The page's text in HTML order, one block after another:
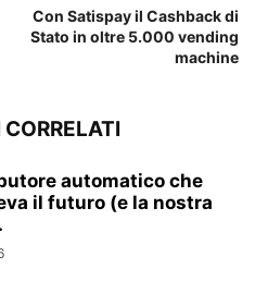
Con Satispay il Cashback di
Stato in oltre 5.000 vending
machine
automatico che
il futuro (e la nostra